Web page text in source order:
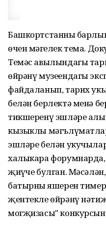
Башкортстанның
өчен мәңгелек тема.
Темәс авылындагы
өйрәнү музеендагы
файдаланып, тарих
белән берлектә менә
тикшеренү эшләре
кызыклы
эшләре белән
халыкара
җиңүче булган.
батырның яшерен
җентекле өйрәнү
могҗизасы"